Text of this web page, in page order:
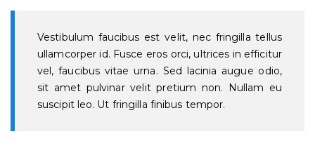
Vestibulum faucibus est velit, nec fringilla tellus
ullamcorper id. Fusce eros orci, ultrices in efficitur
vel, faucibus vitae urna. Sed lacinia augue odio,
sit amet pulvinar velit pretium non. Nullam eu
suscipit leo. Ut fringilla finibus tempor.